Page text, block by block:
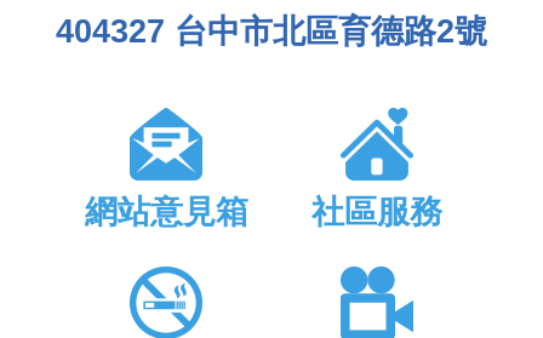
404327 台中市北區育德路2號
網站意見箱 社區服務